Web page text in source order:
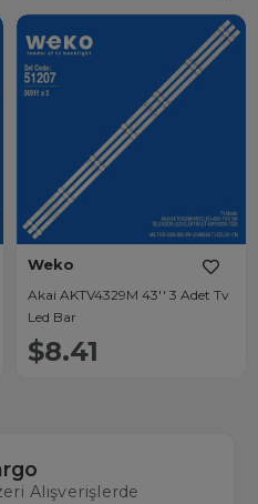
Weko
Akai AKTV4329M 43'' 3 Adet Tv
Led Bar
$8.41
Alışverişlerde